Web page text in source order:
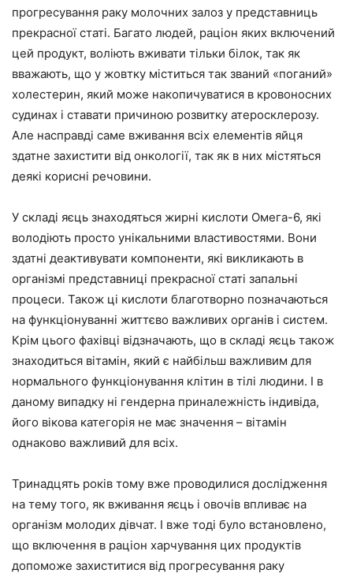
прогресування раку молочних залоз у представниць
прекрасної статі. Багато людей, раціон яких включений
цей продукт, воліють вживати тільки білок, так як
вважають, що у жовтку міститься так званий «поганий»
холестерин, який може накопичуватися в кровоносних
судинах і ставати причиною розвитку атеросклерозу.
Але насправді саме вживання всіх елементів яйця
здатне захистити від онкології, так як в них містяться
деякі корисні речовини.
У складі яєць знаходяться жирні кислоти Омега-6, які
володіють просто унікальними властивостями. Вони
здатні деактивувати компоненти, які викликають в
організмі представниці прекрасної статі запальні
процеси. Також ці кислоти благотворно позначаються
на функціонуванні життєво важливих органів і систем.
Крім цього фахівці відзначають, що в складі яєць також
знаходиться вітамін, який є найбільш важливим для
нормального функціонування клітин в тілі людини. І в
даному випадку ні гендерна приналежність індивіда,
його вікова категорія не має значення – вітамін
однаково важливий для всіх.
Тринадцять років тому вже проводилися дослідження
на тему того, як вживання яєць і овочів впливає на
організм молодих дівчат. І вже тоді було встановлено,
що включення в раціон харчування цих продуктів
допоможе захиститися від прогресування раку